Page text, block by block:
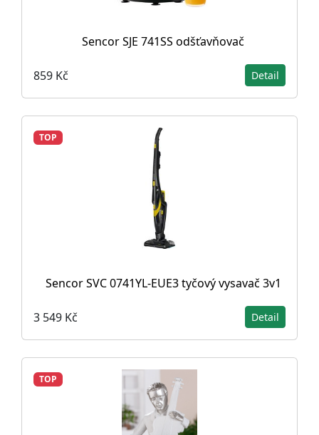
Sencor SJE 741SS odšťavňovač
859 Kč Detail
TOP
Sencor SVC 0741YL-EUE3 tyčový vysavač 3v1
3 549 Kč Detail
TOP